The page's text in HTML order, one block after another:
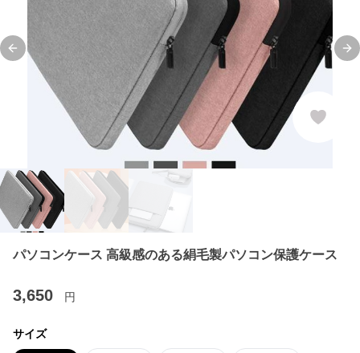
Previous slide
パソコンケース 高級感のある絹毛製パソコン保護ケース
3,650 円
サイズ